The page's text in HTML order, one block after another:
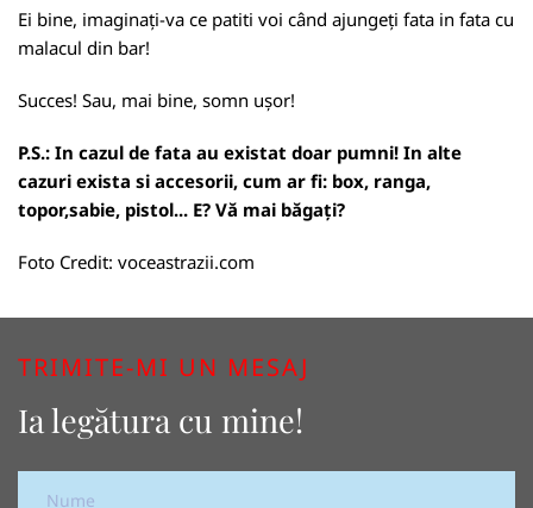
Ei bine, imaginați-va ce patiti voi când ajungeți fata in fata cu
malacul din bar!
Succes! Sau, mai bine, somn ușor!
P.S.: In cazul de fata au existat doar pumni! In alte
cazuri exista si accesorii, cum ar fi: box, ranga,
topor,sabie, pistol... E? Vă mai băgați?
Foto Credit: voceastrazii.com
TRIMITE-MI UN MESAJ
Ia legătura cu mine!